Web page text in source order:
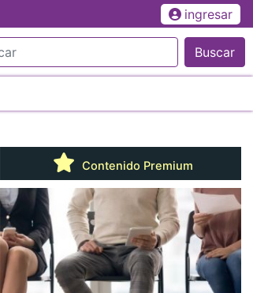
ingresar
Buscar
Contenido Premium